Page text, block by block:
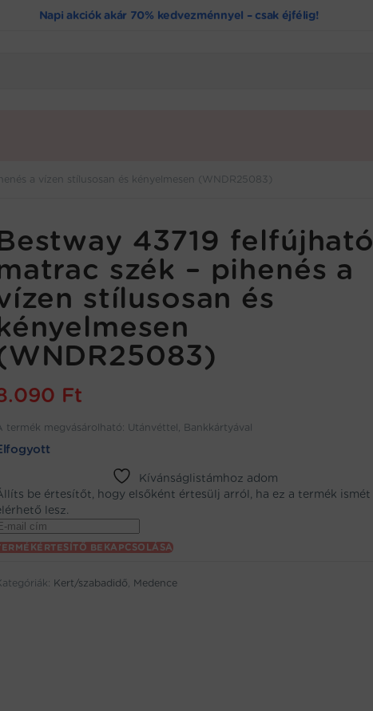
Napi akciók akár 70% kedvezménnyel – csak éjfélig!
a vízen stílusosan és kényelmesen (WNDR25083)
43719 felfújható
szék – pihenés a
stílusosan és
Ft
termék megvásárolható: Utánvéttel, Bankkártyával
Kívánságlistámhoz adom
be értesítőt, hogy elsőként értesülj arról, ha ez a termék ismét
lesz.
BEKAPCSOLÁSA
Kert/szabadidő, Medence